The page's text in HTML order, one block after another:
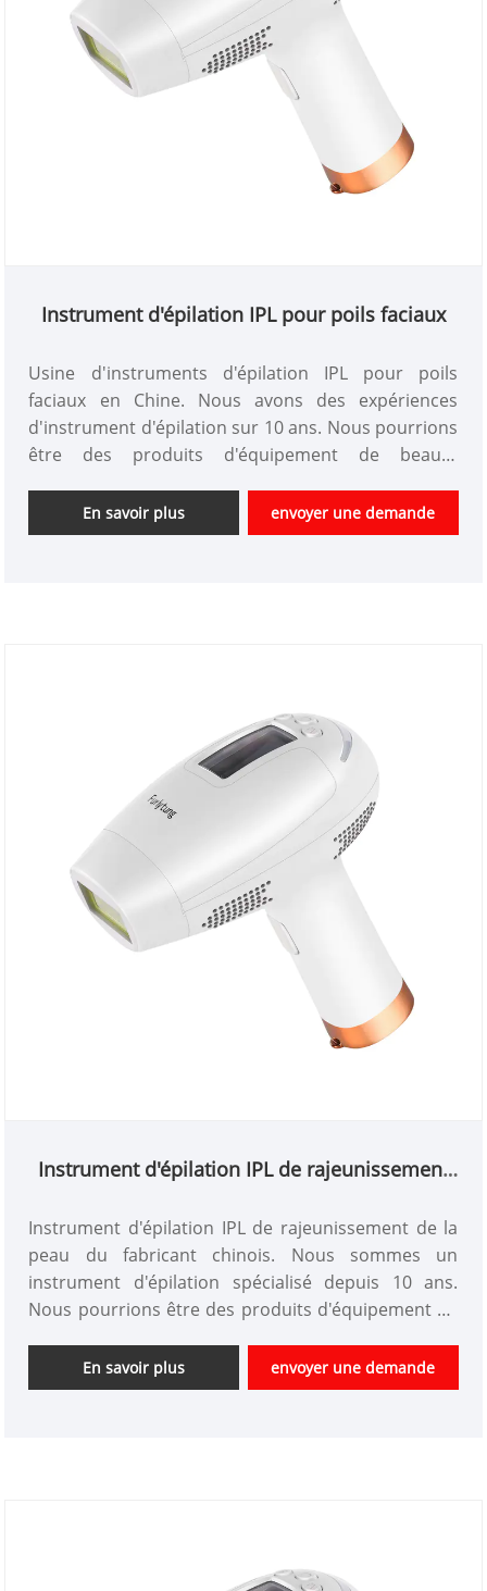
Instrument d'épilation IPL pour poils faciaux
Usine d'instruments d'épilation IPL pour poils
faciaux en Chine. Nous avons des expériences
d'instrument d'épilation sur 10 ans. Nous pourrions
être des produits d'équipement de beauté
Nous sommes un fabricant professionnel
d'instruments de beauté de haute technologie en
En savoir plus envoyer une demande
Instrument d'épilation IPL de rajeunissement
Instrument d'épilation IPL de rajeunissement de la
peau du fabricant chinois. Nous sommes un
instrument d'épilation spécialisé depuis 10 ans.
Nous pourrions être des produits d'équipement de
prix. Nous sommes un fabricant professionnel
d'instruments de beauté de haute technologie en
En savoir plus envoyer une demande